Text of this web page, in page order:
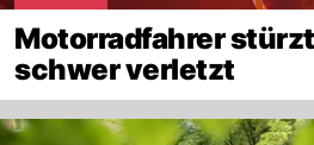
Motorradfahrer
schwer verletzt